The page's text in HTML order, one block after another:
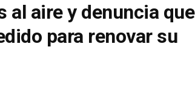
al aire y denuncia que
para renovar su